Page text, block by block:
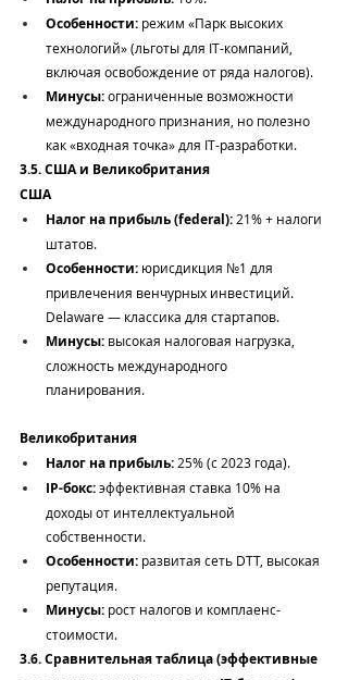
Особенности: режим «Парк высоких
технологий» (льготы для IT-компаний,
включая освобождение от ряда налогов).
Минусы: ограниченные возможности
международного признания, но полезно
как «входная точка» для IT-разработки.
3.5. США и Великобритания
США
Налог на прибыль (federal): 21% + налоги
штатов.
Особенности: юрисдикция №1 для
привлечения венчурных инвестиций.
Delaware — классика для стартапов.
Минусы: высокая налоговая нагрузка,
сложность международного
планирования.
Великобритания
Налог на прибыль: 25% (с 2023 года).
IP-бокс: эффективная ставка 10% на
доходы от интеллектуальной
собственности.
Особенности: развитая сеть DTT, высокая
репутация.
Минусы: рост налогов и комплаенс-
стоимости.
3.6. Сравнительная таблица (эффективные